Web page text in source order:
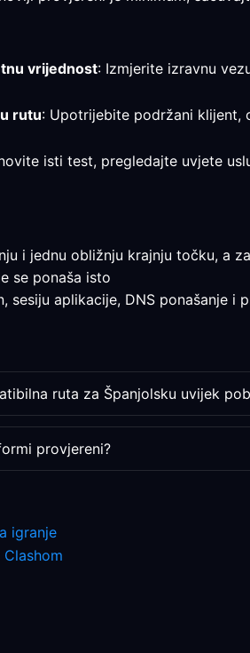
vrijednost: Izmjerite izravnu
rutu: Upotrijebite podržani klijent,
isti test, pregledajte uvjete
i jednu obližnju krajnju točku, a
se ponaša isto
sesiju aplikacije, DNS ponašanje i
ruta za Španjolsku uvijek
provjereni?
igranje